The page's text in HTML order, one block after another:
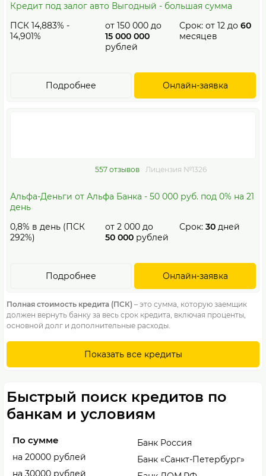
Кредит под залог авто Выгодный - большая сумма
ПСК 14,883% -
14,901%
от 150 000 до
15 000 000
рублей
Срок: от 12до 60
месяцев
Онлайн-заявка
Подробнее
557 отзывов Лицензия №1326
Альфа-Деньги от Альфа Банка - 50 000 руб. под 0% на 21
день
0,8% в день (ПСК
292%)
от 2 000 до
50 000 рублей
Срок: 30дней
Онлайн-заявка
Подробнее
Полная стоимость кредита (ПСК) – это сумма, которую заемщик
должен вернуть банку за весь срок кредита, включая проценты,
основной долг и дополнительные расходы.
Показать все кредиты
Быстрый поиск кредитов по
банкам и условиям
По сумме
на 20000 рублей
на 30000 рублей
Банк Россия
Банк «Санкт-Петербург»